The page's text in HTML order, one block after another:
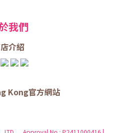
我們
介紹
Kong官方網站